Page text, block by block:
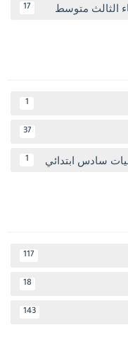
الثالث متوسط 17
1
37
سادس ابتدائي 1
117
18
143